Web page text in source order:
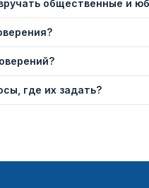
общественные и
где их задать?